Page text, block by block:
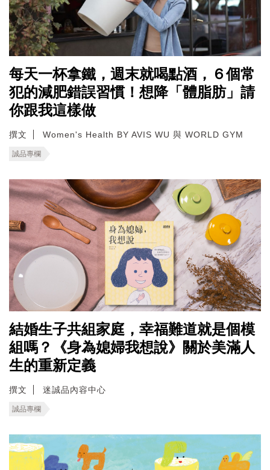
每天一杯拿鐵，週末就喝點酒，６個常
犯的減肥錯誤習慣！想降「體脂肪」請
你跟我這樣做
撰文 Women's Health BY AVIS WU 與 WORLD GYM
誠品專欄
結婚生子共組家庭，幸福難道就是個模
組嗎？《身為媳婦我想說》關於美滿人
生的重新定義
撰文 迷誠品內容中心
誠品專欄